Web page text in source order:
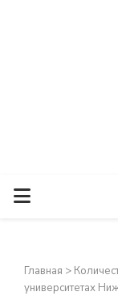
О
НГлавная >
университетах